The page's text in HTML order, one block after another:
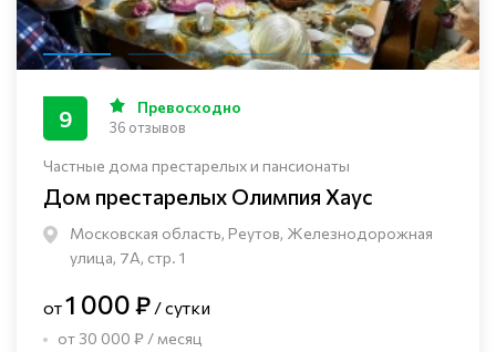
Частные дома престарелых и пансионаты
Дом престарелых Олимпия Хаус
Московская область, Реутов, Железнодорожная
улица, 7А, стр. 1
9 Превосходно
36 отзывов
от1 000 ₽ / сутки
от 30 000 ₽ / месяц